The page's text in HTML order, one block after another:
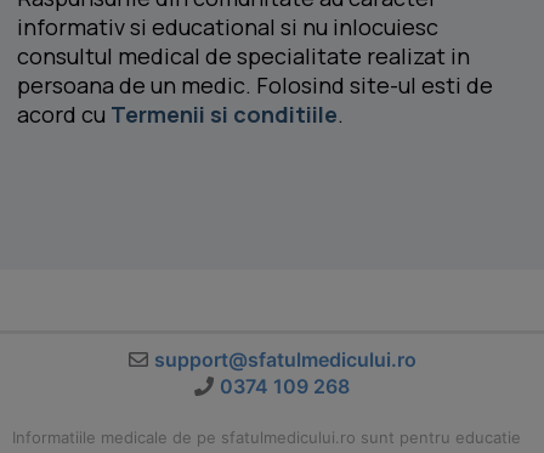
informativ si educational si nu inlocuiesc
consultul medical de specialitate realizat in
persoana de un medic. Folosind site-ul esti de
acord cu Termenii si conditiile.
support@sfatulmedicului.ro
0374 109 268
Informatiile medicale de pe sfatulmedicului.ro sunt pentru educatie